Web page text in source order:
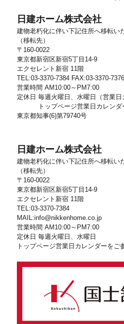
ョ
ン
稿:
日建ホーム株式会社
建物老朽化に伴い下記住所へ移転い
（移転先）
〒160-0022
東京都新宿区新宿5丁目14-9
エクセレント新宿 11階
TEL:03-3370-7384 FAX:03-3370-7376
営業時間 AM10:00～PM7:00
定休日 毎週火曜日、水曜日（営業日
トップページ営業日カレンダ
東京都知事(6)第79740号
日建ホーム株式会社
建物老朽化に伴い下記住所へ移転い
（移転先）
〒160-0022
東京都新宿区新宿5丁目14-9
エクセレント新宿 11階
TEL:03-3370-7384
MAIL:info@nikkenhome.co.jp
営業時間 AM10:00～PM7:00
定休日 毎週火曜日、水曜日
トップページ営業日カレンダーをご